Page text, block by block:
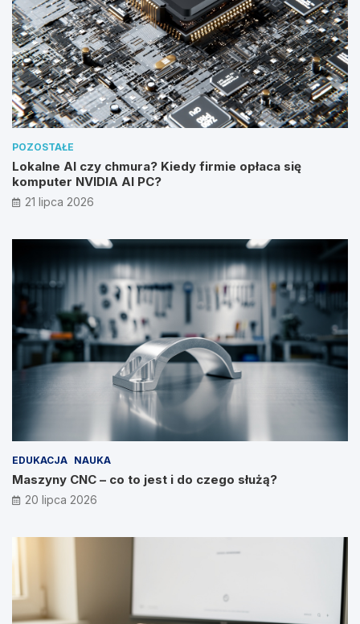
POZOSTAŁE
Lokalne AI czy chmura? Kiedy firmie opłaca się
komputer NVIDIA AI PC?
21 lipca 2026
EDUKACJA NAUKA
Maszyny CNC – co to jest i do czego służą?
20 lipca 2026